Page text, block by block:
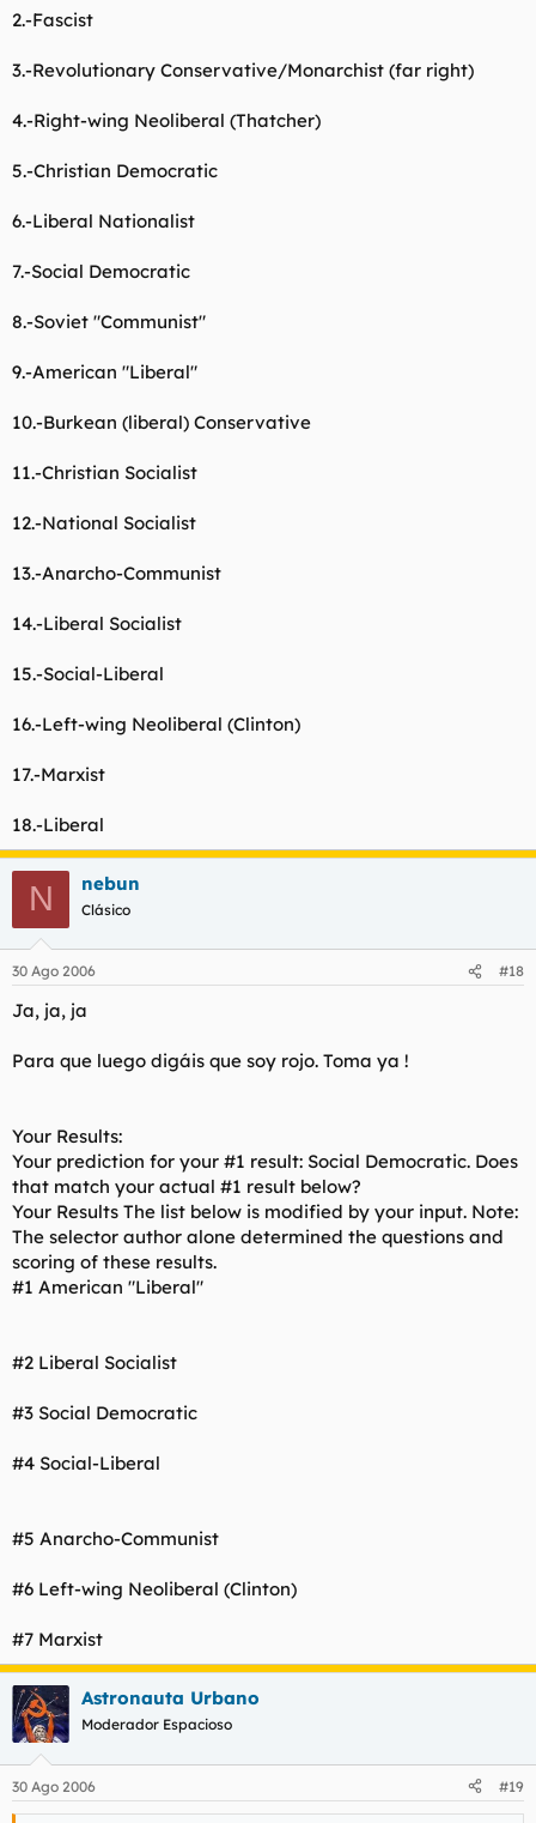
2.-Fascist
3.-Revolutionary Conservative/Monarchist (far right)
4.-Right-wing Neoliberal (Thatcher)
5.-Christian Democratic
6.-Liberal Nationalist
7.-Social Democratic
8.-Soviet "Communist"
9.-American "Liberal"
10.-Burkean (liberal) Conservative
11.-Christian Socialist
12.-National Socialist
13.-Anarcho-Communist
14.-Liberal Socialist
15.-Social-Liberal
16.-Left-wing Neoliberal (Clinton)
17.-Marxist
18.-Liberal
N nebun
Clásico
30 Ago 2006 #18
Ja, ja, ja
Para que luego digáis que soy rojo. Toma ya !
Your Results:
Your prediction for your #1 result: Social Democratic. Does
that match your actual #1 result below?
Your Results The list below is modified by your input. Note:
The selector author alone determined the questions and
scoring of these results.
#1 American "Liberal"
#2 Liberal Socialist
#3 Social Democratic
#4 Social-Liberal
#5 Anarcho-Communist
#6 Left-wing Neoliberal (Clinton)
#7 Marxist
Astronauta Urbano
Moderador Espacioso
30 Ago 2006 #19